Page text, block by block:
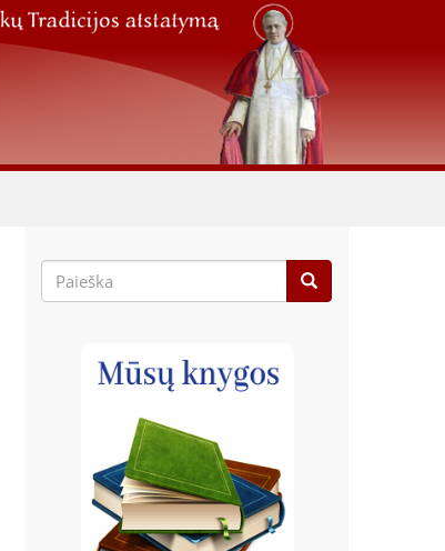
Paieškos